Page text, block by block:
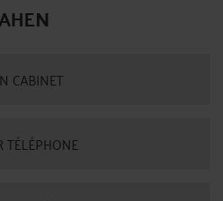
LE DROIT POUR DÉPOSER UNE
en France, il existe malheureusement des
à contourner le droit pour tirer profit
déjà établies. Ces pratiques illégales
...